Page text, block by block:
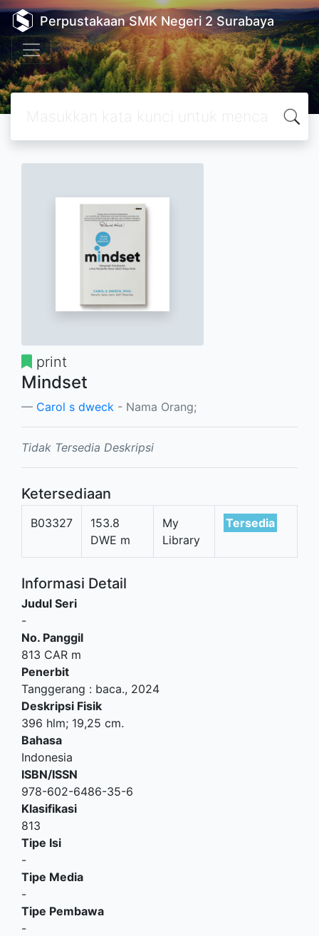
Perpustakaan SMK Negeri 2 Surabaya
print
Mindset
Carol s dweck - Nama Orang;
Tidak Tersedia Deskripsi
Ketersediaan
B03327
153.8
DWE m
My
Library
Tersedia
Informasi Detail
Judul Seri
-
No. Panggil
813 CAR m
Penerbit
Tanggerang : baca., 2024
Deskripsi Fisik
396 hlm; 19,25 cm.
Bahasa
Indonesia
ISBN/ISSN
978-602-6486-35-6
Klasifikasi
813
Tipe Isi
-
Tipe Media
-
Tipe Pembawa
-